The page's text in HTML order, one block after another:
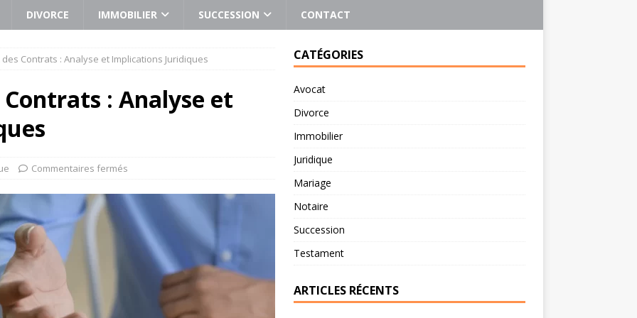
DIVORCE IMMOBILIER SUCCESSION CONTACT
Contrats : Analyse et Implications Juridiques
: Analyse et
Commentaires fermés
CATÉGORIES
Avocat
Divorce
Immobilier
Juridique
Mariage
Notaire
Succession
Testament
ARTICLES RÉCENTS